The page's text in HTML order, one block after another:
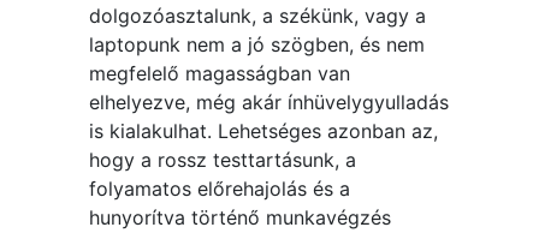
dolgozóasztalunk, a székünk, vagy a
laptopunk nem a jó szögben, és nem
megfelelő magasságban van
elhelyezve, még akár ínhüvelygyulladás
is kialakulhat. Lehetséges azonban az,
hogy a rossz testtartásunk, a
folyamatos előrehajolás és a
hunyorítva történő munkavégzés